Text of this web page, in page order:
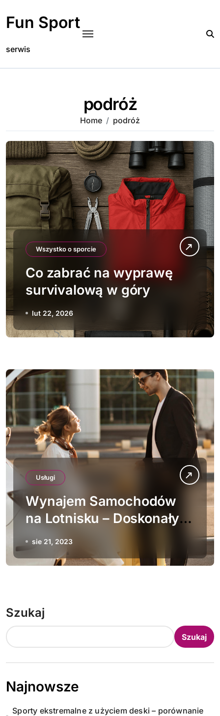
content
Fun Sport
serwis
podróż
Home podróż
Wszystko o sporcie
Co zabrać na wyprawę
survivalową w góry
lut 22, 2026
Usługi
Wynajem Samochodów
na Lotnisku – Doskonały
Pomysł na Udane
Wakacje
sie 21, 2023
Szukaj
Szukaj
Najnowsze
Sporty ekstremalne z użyciem deski – porównanie